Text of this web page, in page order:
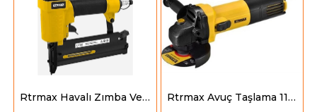
Rtrmax Havalı Zımba Ve Çivi Çakma Tabancası 10-50 16-40 Rtrmax Avuç Taşlama 115-125 Mm. 750 W.